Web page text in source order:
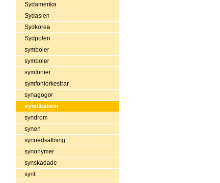
Sydamerika
Sydasien
Sydkorea
Sydpolen
symboler
symboler
symfonier
symfoniorkestrar
synagogor
syndikalism
syndrom
synen
synnedsättning
synonymer
synskadade
synt